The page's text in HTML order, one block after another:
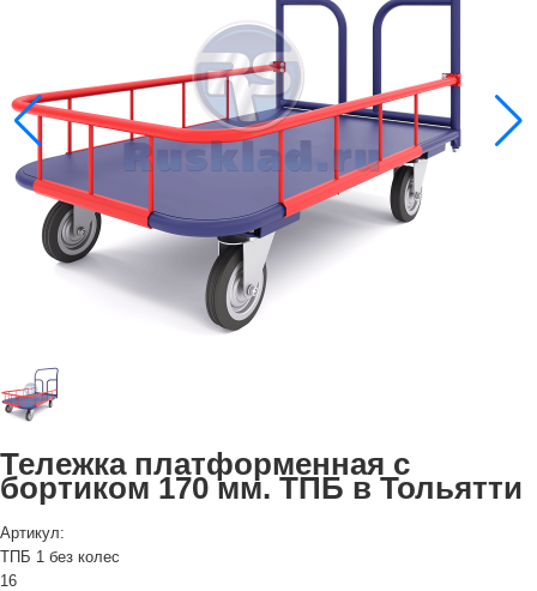
Тележка платформенная с
бортиком 170 мм. ТПБ в Тольятти
Артикул:
ТПБ 1 без колес
16